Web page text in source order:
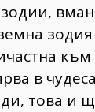
в
това и